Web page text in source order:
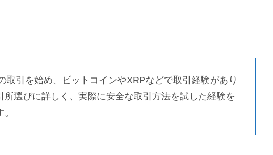
取引を始め、ビットコインやXRPなどで取引経験があり
所選びに詳しく、実際に安全な取引方法を試した経験を